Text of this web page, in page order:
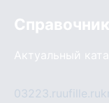
Актуальный
03223.ruufille.ru